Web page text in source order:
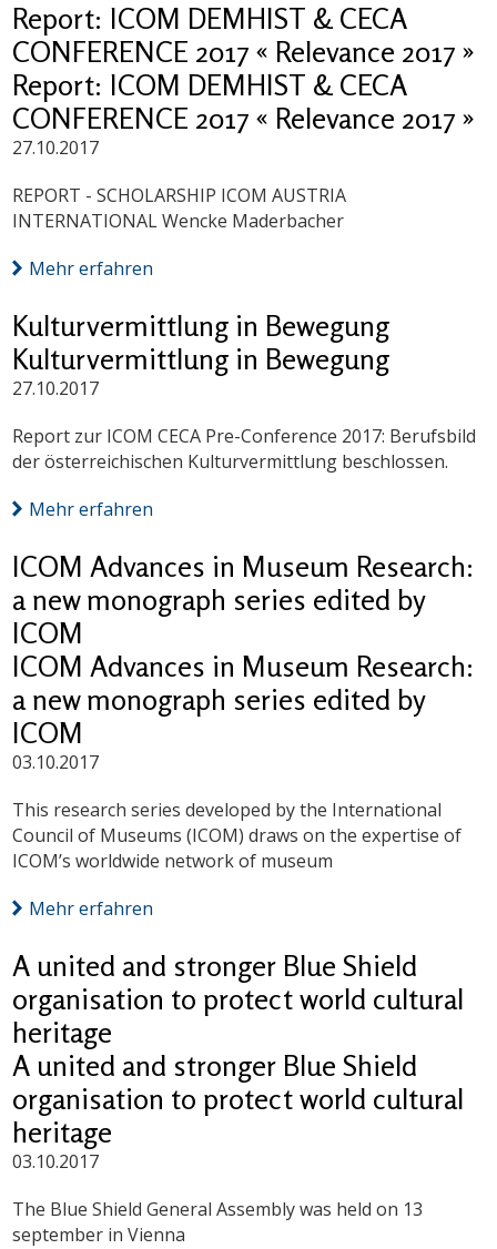
Report: ICOM DEMHIST & CECA
CONFERENCE 2017 « Relevance 2017 »
Report: ICOM DEMHIST & CECA
CONFERENCE 2017 « Relevance 2017 »
27.10.2017
REPORT - SCHOLARSHIP ICOM AUSTRIA
INTERNATIONAL Wencke Maderbacher
Mehr erfahren
Kulturvermittlung in Bewegung
Kulturvermittlung in Bewegung
27.10.2017
Report zur ICOM CECA Pre-Conference 2017: Berufsbild
der österreichischen Kulturvermittlung beschlossen.
Mehr erfahren
ICOM Advances in Museum Research:
a new monograph series edited by
ICOM
ICOM Advances in Museum Research:
a new monograph series edited by
ICOM
03.10.2017
This research series developed by the International
Council of Museums (ICOM) draws on the expertise of
ICOM’s worldwide network of museum
Mehr erfahren
A united and stronger Blue Shield
organisation to protect world cultural
heritage
A united and stronger Blue Shield
organisation to protect world cultural
heritage
03.10.2017
The Blue Shield General Assembly was held on 13
september in Vienna